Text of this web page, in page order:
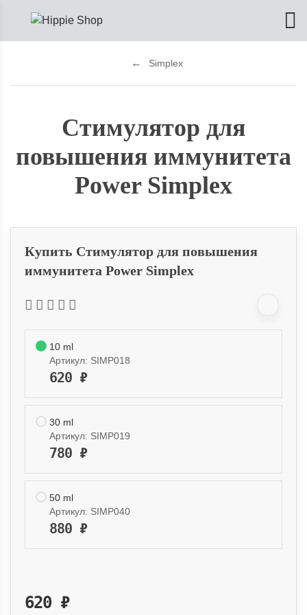
Simplex
Стимулятор для
повышения иммунитета
Power Simplex
Купить Стимулятор для повышения
иммунитета Power Simplex
10 ml
Артикул: SIMP018
620 ₽
30 ml
Артикул: SIMP019
780 ₽
50 ml
Артикул: SIMP040
880 ₽
620 ₽